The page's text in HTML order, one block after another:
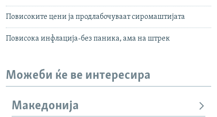
Повисоките цени ја продлабочуваат сиромаштијата
Повисока инфлација-без паника, ама на штрек
Можеби ќе ве интересира
Македонија